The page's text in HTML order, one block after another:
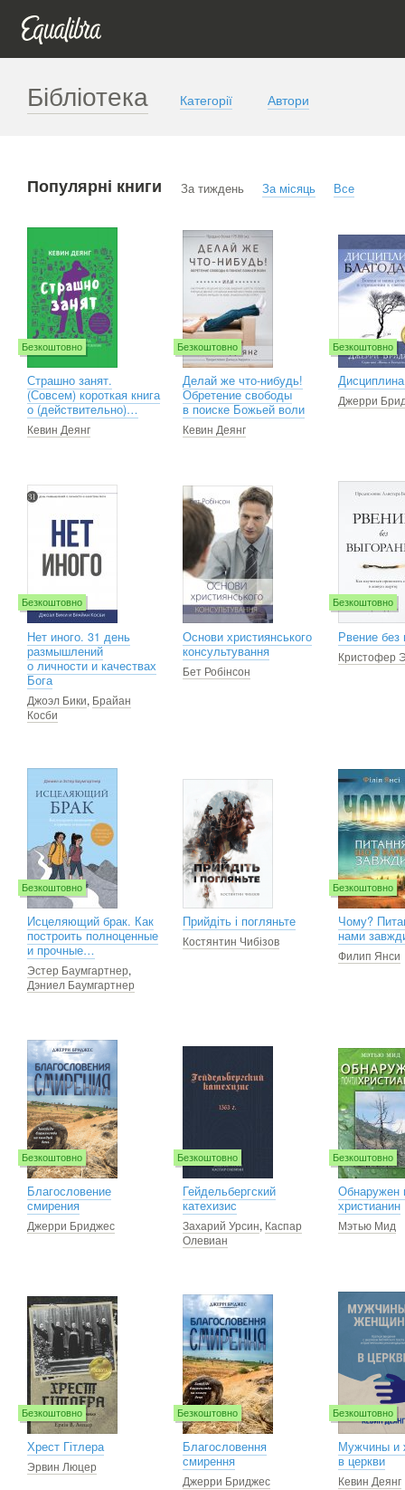
Бібліотека Категорії Автори
Популярні книги За тиждень За місяць Все
Безкоштовно
Страшно занят.
(Совсем) короткая книга
о (действительно)…
Кевин Деянг
Безкоштовно
Делай же что-нибудь!
Обретение свободы
в поиске Божьей воли
Кевин Деянг
Безкоштовно
Джерри
Безкоштовно
Нет иного. 31 день
размышлений
о личности и качествах
Бога
Джоэл Бики, Брайан
Косби
Основи християнського
консультування
Бет Робінсон
Безкоштовно
Рвение без
Кристофер
Безкоштовно
Исцеляющий брак. Как
построить полноценные
и прочные…
Эстер Баумгартнер,
Дэниел Баумгартнер
Прийдіть і погляньте
Костянтин Чибізов
Безкоштовно
Чому?
нами
Филип Янси
Безкоштовно
Благословение
смирения
Джерри Бриджес
Безкоштовно
Гейдельбергский
катехизис
Захарий Урсин, Каспар
Олевиан
Безкоштовно
Обнаружен
христианин
Мэтью Мид
Безкоштовно
Хрест Гітлера
Эрвин Люцер
Безкоштовно
Благословення
смирення
Джерри Бриджес
Безкоштовно
Мужчины и
в церкви
Кевин Деянг